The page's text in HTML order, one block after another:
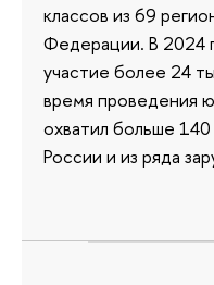
классов из 69
Федерации. В 2024
участие более 24
время проведения
охватил больше
России и из ряда